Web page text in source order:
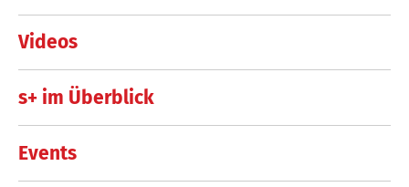
Videos
s+ im Überblick
Events